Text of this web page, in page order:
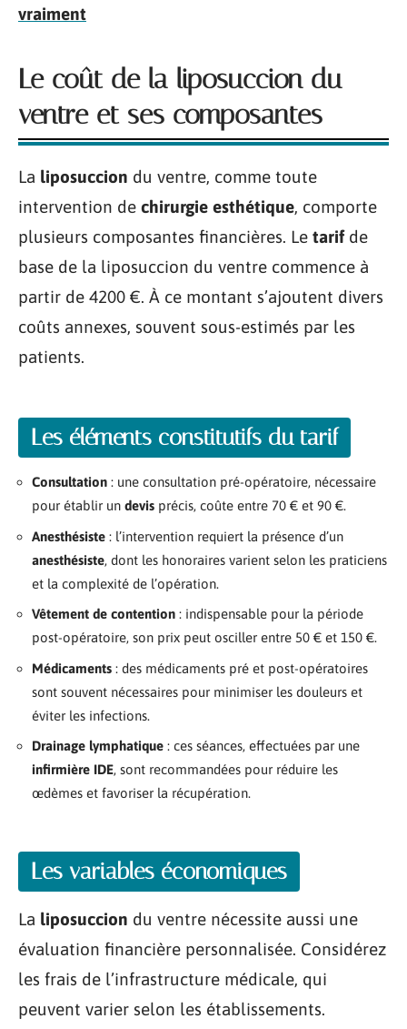
vraiment
Le coût de la liposuccion du
ventre et ses composantes
La liposuccion du ventre, comme toute
intervention de chirurgie esthétique, comporte
plusieurs composantes financières. Le tarifde
base de la liposuccion du ventre commence à
partir de 4200 €. À ce montant s’ajoutent divers
coûts annexes, souvent sous-estimés par les
patients.
Les éléments constitutifs du tarif
Consultation : une consultation pré-opératoire, nécessaire
pour établir un devis précis, coûte entre 70 € et 90 €.
Anesthésiste : l’intervention requiert la présence d’un
anesthésiste, dont les honoraires varient selon les praticiens
et la complexité de l’opération.
Vêtement de contention : indispensable pour la période
post-opératoire, son prix peut osciller entre 50 € et 150 €.
Médicaments : des médicaments pré et post-opératoires
sont souvent nécessaires pour minimiser les douleurs et
éviter les infections.
Drainage lymphatique : ces séances, effectuées par une
infirmière IDE, sont recommandées pour réduire les
œdèmes et favoriser la récupération.
Les variables économiques
La liposuccion du ventre nécessite aussi une
évaluation financière personnalisée. Considérez
les frais de l’infrastructure médicale, qui
peuvent varier selon les établissements.